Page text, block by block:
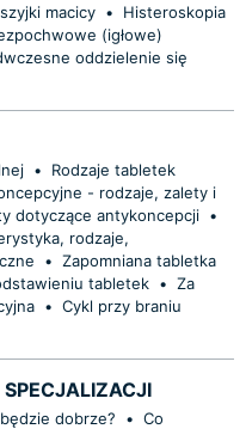
macicy •
Histeroskopia
(igłowe)
oddzielenie się
•
Rodzaje tabletek
- rodzaje, zalety i
dotyczące antykoncepcji •
rodzaje,
• Zapomniana tabletka
tabletek • Za
• Cykl przy braniu
dobrze? • Co